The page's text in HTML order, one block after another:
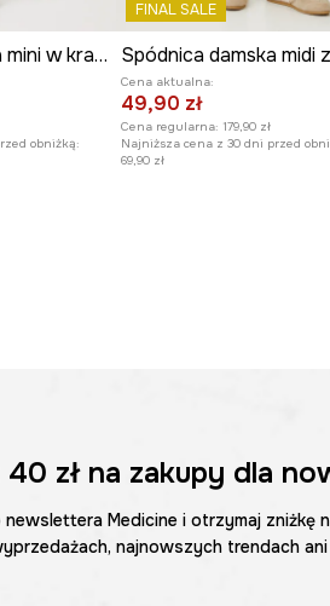
Spódnica damska mini w kratę
obniżką:
FINAL SALE
Cena aktualna:
49,90 zł
Cena regularna: 179,90 zł
Najniższa cena z 30 dni przed
69,90 zł
40 złna zakupy dla
Medicine i otrzymaj zniżkę
najnowszych trendach